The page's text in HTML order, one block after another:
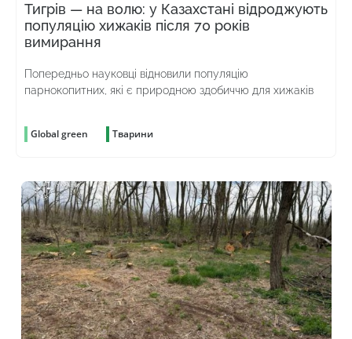
Тигрів — на волю: у Казахстані відроджують
популяцію хижаків після 70 років
вимирання
Попередньо науковці відновили популяцію
парнокопитних, які є природною здобиччю для хижаків
Global green Тварини